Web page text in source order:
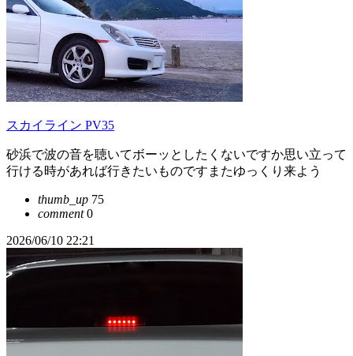
スカイライン PV35
砂浜で波の音を聴いてボーッとしたくないですか思い立って
行ける時があれば行きたいものですまたゆっくり来よう
thumb_up 75
comment0
2026/06/10 22:21